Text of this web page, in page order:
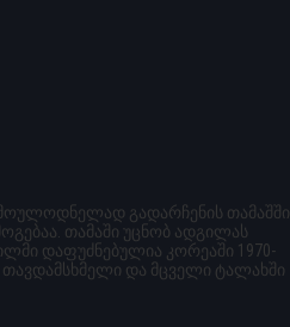
მოულოდნელად გადარჩენის თამაშში
თამაში უცნობ ადგილას
დაფუძნებულია კორეაში 1970-
და მცველი ტალახში